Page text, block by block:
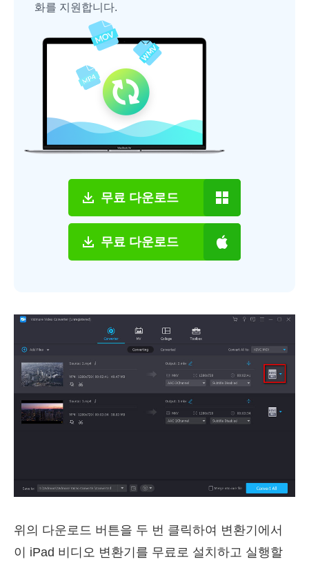
화를 지원합니다.
무료 다운로드
무료 다운로드
위의 다운로드 버튼을 두 번 클릭하여 변환기에서
이 iPad 비디오 변환기를 무료로 설치하고 실행할